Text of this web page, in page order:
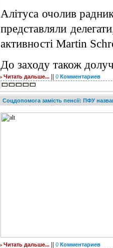
Алітуса очолив
представляли
активності Martin
До заходу також
Читать дальше... 0 Комментариев
Соцдопомога замість пенсії: ПФУ
Читать дальше... 0 Комментариев